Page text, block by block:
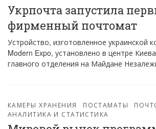
Укрпочта запустила
фирменный почтомат
Устройство, изготовленное украинской
Modern Expo, установлено в центре
главного отделения на Майдане
КАМЕРЫ ХРАНЕНИЯ ПОСТАМАТЫ
АНАЛИТИКА И СТАТИСТИКА